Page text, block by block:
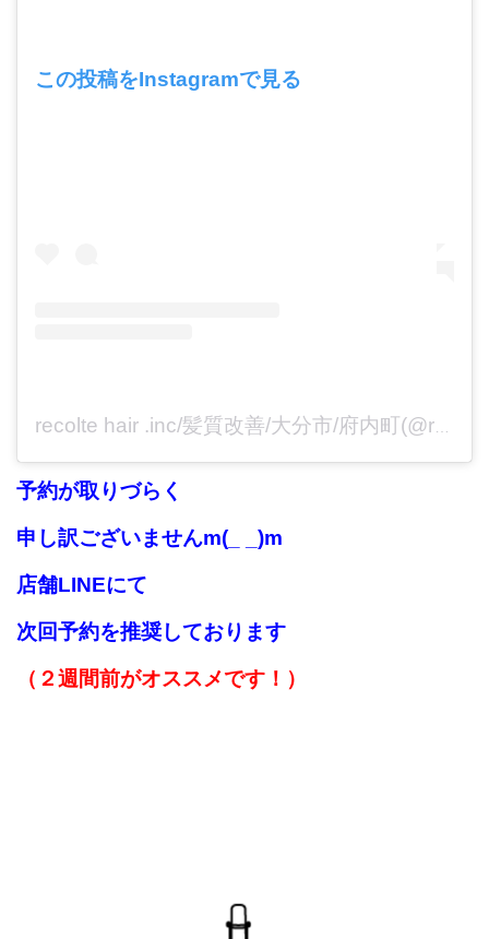
この投稿をInstagramで見る
recolte hair .inc/髪質改善/大分市/府内町(@recolte_inc)がシェアした投稿
予約が取りづらく
申し訳ございませんm(_ _)m
店舗LINEにて
次回予約を推奨しております
（２週間前がオススメです！）